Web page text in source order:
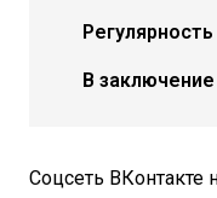
В заключение
Соцсеть ВКонтакте